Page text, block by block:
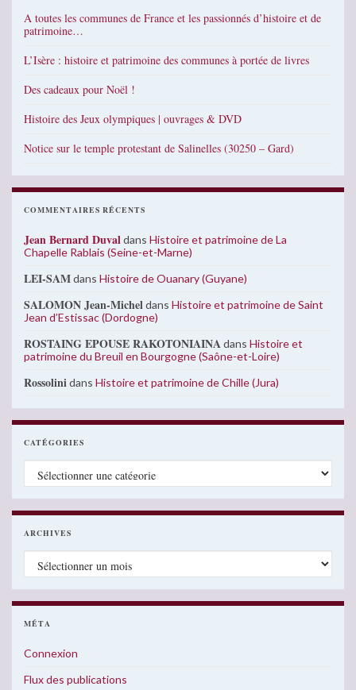
A toutes les communes de France et les passionnés d’histoire et de
patrimoine…
L’Isère : histoire et patrimoine des communes à portée de livres
Des cadeaux pour Noël !
Histoire des Jeux olympiques | ouvrages & DVD
Notice sur le temple protestant de Salinelles (30250 – Gard)
COMMENTAIRES RÉCENTS
Jean Bernard Duvaldans Histoire et patrimoine de La
Chapelle Rablais (Seine-et-Marne)
LEI-SAMdans Histoire de Ouanary (Guyane)
SALOMON Jean-Micheldans Histoire et patrimoine de Saint
Jean d’Estissac (Dordogne)
ROSTAING EPOUSE RAKOTONIAINAdans Histoire et
patrimoine du Breuil en Bourgogne (Saône-et-Loire)
Rossolinidans Histoire et patrimoine de Chille (Jura)
CATÉGORIES
Catégories
ARCHIVES
Archives
MÉTA
Connexion
Flux des publications